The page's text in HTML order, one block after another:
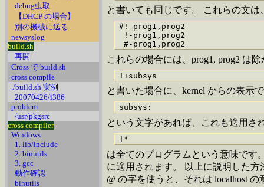
debug虫取
【DHCP の場合】
別の機械に送る
newsyslog
build.sh
再開
Cross で build.sh
cross compile
./build.sh 実例
20070426/i386
problem
/usr/pkgsrc
cross compiler
Windows
1. lib/include
2. binutils
3. gcc
動作確認
binutils
と書いても同じです。 これらの文は
#!-prog1,prog2
!-prog1,prog2
これらの場合には、prog1, prog2 は
と書いた場合に、kernel からの表示で
という文字があれば、これも適用さ
は全てのプログラムという意味です
に適用されます。 以上に説明した方
@ の字を使うと、それは localhost